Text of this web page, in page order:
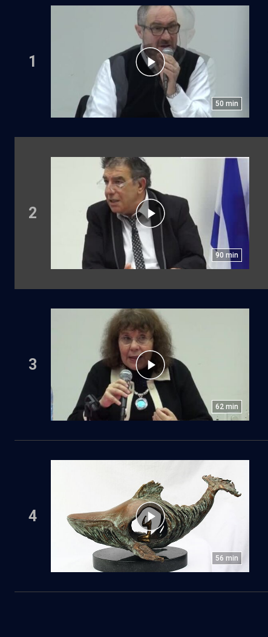
1
50 min
2
90 min
3
62 min
4
56 min